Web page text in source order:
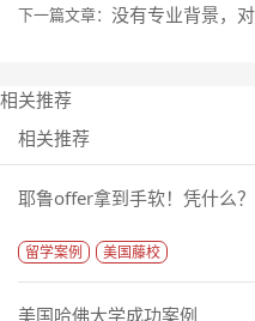
下一篇文章： 没有专业背景，
相关推荐
相关推荐
耶鲁offer拿到手软！凭什么？
留学案例 美国藤校
美国哈佛大学成功案例